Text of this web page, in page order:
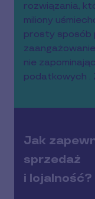
rozwiązania,
miliony
prosty sposób
nie
podatkowych .
Jak
sprzedaż
i